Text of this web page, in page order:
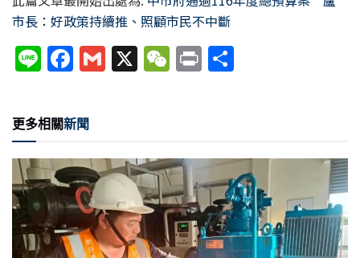
市長：好政策持續推、照顧市民不中斷
Li
n
e
F
a
c
e
b
o
o
k
G
m
X W
e
at
P
ri
更多相關新聞